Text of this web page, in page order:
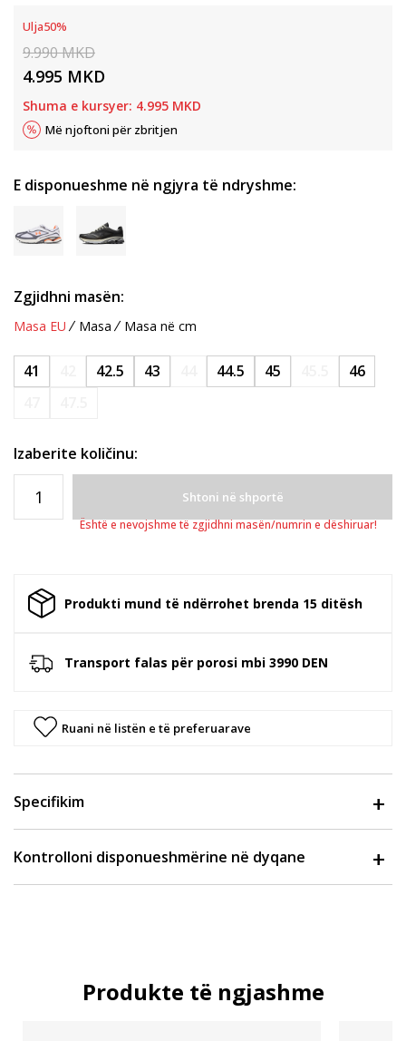
Ulja50%
9.990MKD
4.995 MKD
Shuma e kursyer: 4.995 MKD
Më njoftoni për zbritjen
E disponueshme në ngjyra të ndryshme:
Zgjidhni masën:
Masa EU Masa Masa në cm
41 42.5 43 44.5 45
46
Izaberite količinu:
Shtoni në shportë
Është e nevojshme të zgjidhni masën/numrin e dëshiruar!
Produkti mund të ndërrohet brenda 15 ditësh
Transport falas për porosi mbi 3990 DEN
Ruani në listën e të preferuarave
Specifikim
Kontrolloni disponueshmërine në dyqane
Produkte të ngjashme